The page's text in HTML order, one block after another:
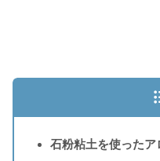
石粉粘土を使った